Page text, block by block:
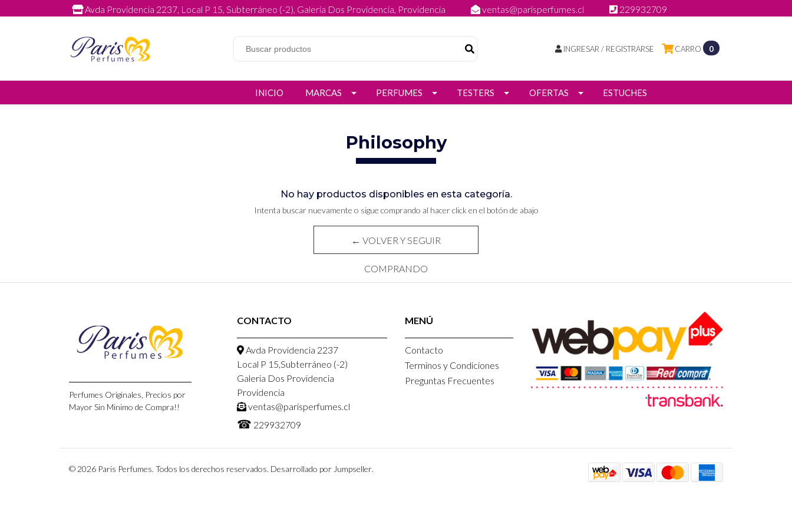
Avda Providencia 2237, Local P 15, Subterráneo (-2), Galeria Dos Providencia, Providencia ventas@parisperfumes.cl 229932709
CARRO 0
INGRESAR / REGISTRARSE
INICIO MARCAS PERFUMES TESTERS OFERTAS ESTUCHES
Philosophy
No hay productos disponibles en esta categoría.
Intenta buscar nuevamente o sigue comprando al hacer click en el botón de abajo
← VOLVER Y SEGUIR
COMPRANDO
Perfumes Originales, Precios por
Mayor Sin Minimo de Compra!!
CONTACTO
Avda Providencia 2237
Local P 15,Subterráneo (-2)
Galeria Dos Providencia
Providencia
ventas@parisperfumes.cl
☎ 229932709
MENÚ
Contacto
Terminos y Condiciones
Preguntas Frecuentes
© 2026 Paris Perfumes. Todos los derechos reservados. Desarrollado por Jumpseller.